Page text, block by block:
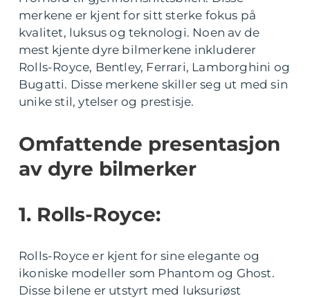
merkene er kjent for sitt sterke fokus på
kvalitet, luksus og teknologi. Noen av de
mest kjente dyre bilmerkene inkluderer
Rolls-Royce, Bentley, Ferrari, Lamborghini og
Bugatti. Disse merkene skiller seg ut med sin
unike stil, ytelser og prestisje.
Omfattende presentasjon
av dyre bilmerker
1. Rolls-Royce:
Rolls-Royce er kjent for sine elegante og
ikoniske modeller som Phantom og Ghost.
Disse bilene er utstyrt med luksuriøst